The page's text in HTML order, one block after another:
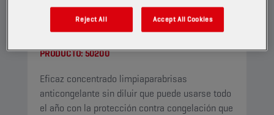
CHAMPIONWINDSCREEN
CONCENTRATE
PRODUCTO:50200
Eficaz concentrado limpiaparabrisas
anticongelante sin diluir que puede usarse todo
el año con la protección contra congelación que
Reject All Accept All Cookies